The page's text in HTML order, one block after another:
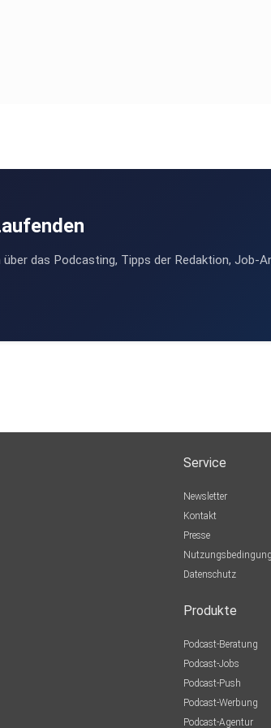
das Podcasting, Tipps der Redaktion, Job-
Service
Newsletter
Kontakt
Presse
Datenschutz
Produkte
Podcast-Beratung
Podcast-Jobs
Podcast-Push
Podcast-Werbung
Podcast-Agentur